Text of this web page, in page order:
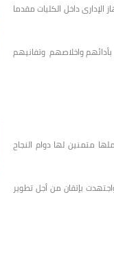
الإدارى داخل الكليات مقدما
واخلاصهم وتفانيهم
متمنين لها دوام النجاح
بإتقان من أجل تطوير